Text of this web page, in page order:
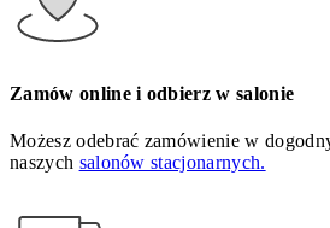
Zamów online i odbierz w salonie
Możesz odebrać zamówienie w
naszych salonów stacjonarnych.